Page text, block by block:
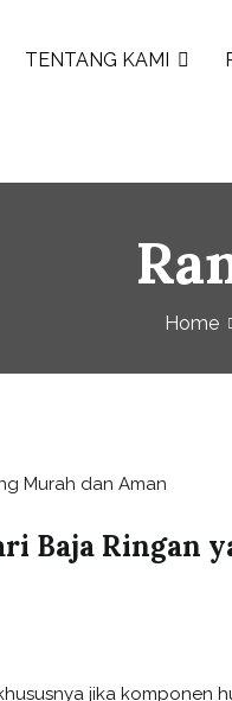
TENTANG KAMI
Home
Baja Ringan
jika komponen